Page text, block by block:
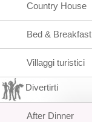
Country House
Bed & Breakfast
Villaggi turistici
Divertirti
After Dinner